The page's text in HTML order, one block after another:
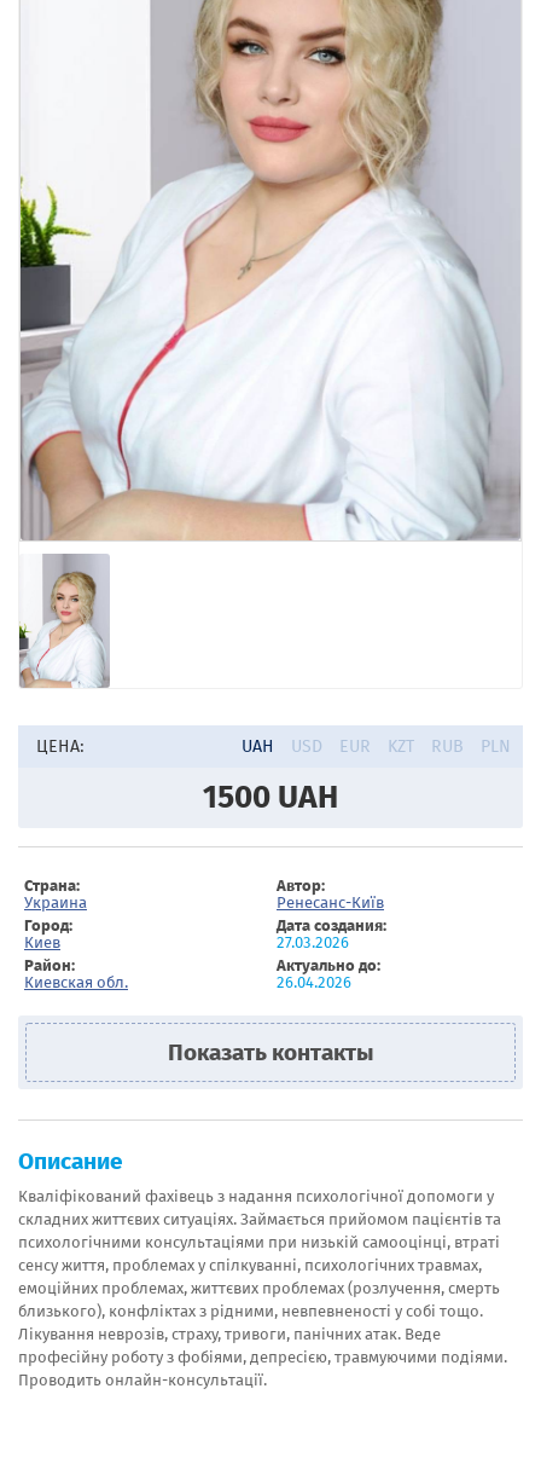
ЦЕНА: UAH USD EUR KZT RUB PLN
1500 UAH
Страна:
Украина
Автор:
Ренесанс-Київ
Город:
Киев
Дата создания:
27.03.2026
Район:
Киевская обл.
Актуально до:
26.04.2026
Показать контакты
Описание
Кваліфікований фахівець з надання психологічної допомоги у
складних життєвих ситуаціях. Займається прийомом пацієнтів та
психологічними консультаціями при низькій самооцінці, втраті
сенсу життя, проблемах у спілкуванні, психологічних травмах,
емоційних проблемах, життєвих проблемах (розлучення, смерть
близького), конфліктах з рідними, невпевненості у собі тощо.
Лікування неврозів, страху, тривоги, панічних атак. Веде
професійну роботу з фобіями, депресією, травмуючими подіями.
Проводить онлайн-консультації.